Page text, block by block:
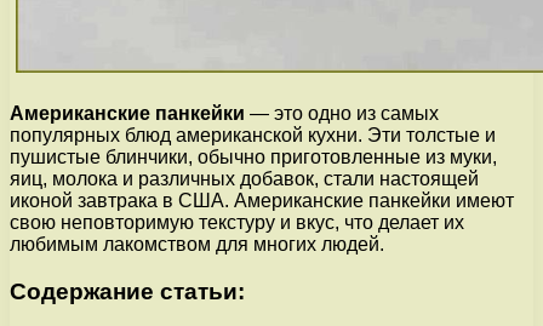
Американские панкейки — это одно из самых
популярных блюд американской кухни. Эти толстые и
пушистые блинчики, обычно приготовленные из муки,
яиц, молока и различных добавок, стали настоящей
иконой завтрака в США. Американские панкейки имеют
свою неповторимую текстуру и вкус, что делает их
любимым лакомством для многих людей.
Содержание статьи: